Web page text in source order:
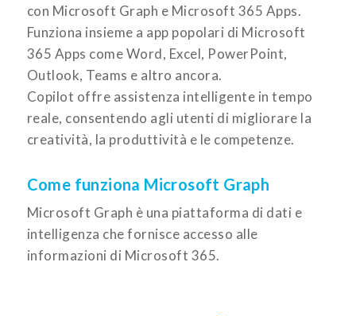
con Microsoft Graph e Microsoft 365 Apps.
Funziona insieme a app popolari di Microsoft
365 Apps come Word, Excel, PowerPoint,
Outlook, Teams e altro ancora.
Copilot offre assistenza intelligente in tempo
reale, consentendo agli utenti di migliorare la
creatività, la produttività e le competenze.
Come funziona Microsoft Graph
Microsoft Graph è una piattaforma di dati e
intelligenza che fornisce accesso alle
informazioni di Microsoft 365.